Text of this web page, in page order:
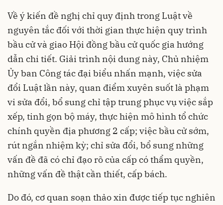
Về ý kiến đề nghị chỉ quy định trong Luật về
nguyên tắc đối với thời gian thực hiện quy trình
bầu cử và giao Hội đồng bầu cử quốc gia hướng
dẫn chi tiết. Giải trình nội dung này, Chủ nhiệm
Ủy ban Công tác đại biểu nhấn mạnh, việc sửa
đổi Luật lần này, quan điểm xuyên suốt là phạm
vi sửa đổi, bổ sung chỉ tập trung phục vụ việc sắp
xếp, tinh gọn bộ máy, thực hiện mô hình tổ chức
chính quyền địa phương 2 cấp; việc bầu cử sớm,
rút ngắn nhiệm kỳ; chỉ sửa đổi, bổ sung những
vấn đề đã có chỉ đạo rõ của cấp có thẩm quyền,
những vấn đề thật cần thiết, cấp bách.
Do đó, cơ quan soạn thảo xin được tiếp tục nghiên